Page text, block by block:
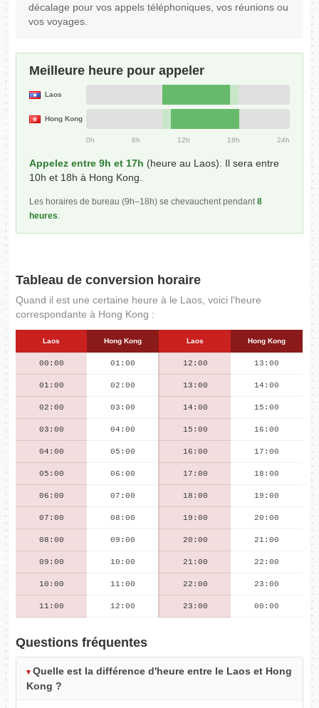
décalage pour vos appels téléphoniques, vos réunions ou
vos voyages.
Meilleure heure pour appeler
Laos
Hong Kong
0h 6h 12h 18h 24h
Appelez entre 9h et 17h (heure au Laos). Il sera entre
10h et 18h à Hong Kong.
Les horaires de bureau (9h–18h) se chevauchent pendant8
heures.
Tableau de conversion horaire
Quand il est une certaine heure à le Laos, voici l'heure
correspondante à Hong Kong :
Laos Hong Kong Laos Hong Kong
00:00 01:00 12:00 13:00
01:00 02:00 13:00 14:00
02:00 03:00 14:00 15:00
03:00 04:00 15:00 16:00
04:00 05:00 16:00 17:00
05:00 06:00 17:00 18:00
06:00 07:00 18:00 19:00
07:00 08:00 19:00 20:00
08:00 09:00 20:00 21:00
09:00 10:00 21:00 22:00
10:00 11:00 22:00 23:00
11:00 12:00 23:00 00:00
Questions fréquentes
Quelle est la différence d'heure entre le Laos et Hong
Kong ?